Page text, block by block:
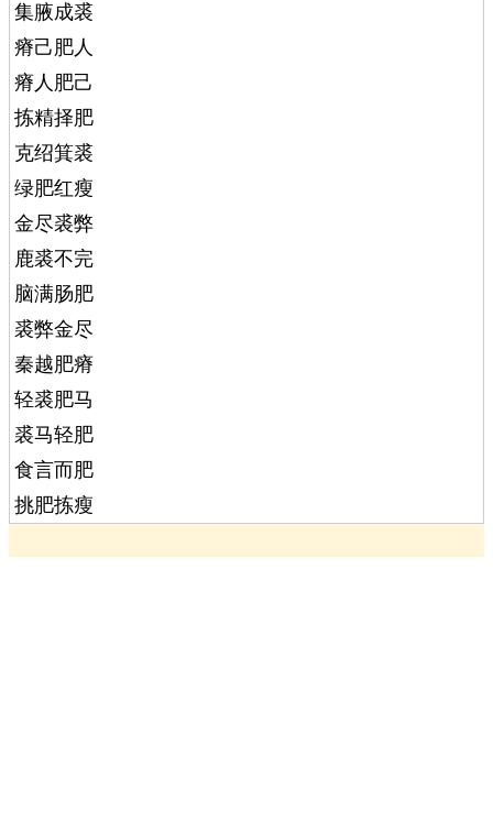
集腋成裘
瘠己肥人
瘠人肥己
拣精择肥
克绍箕裘
绿肥红瘦
金尽裘弊
鹿裘不完
脑满肠肥
裘弊金尽
秦越肥瘠
轻裘肥马
裘马轻肥
食言而肥
挑肥拣瘦